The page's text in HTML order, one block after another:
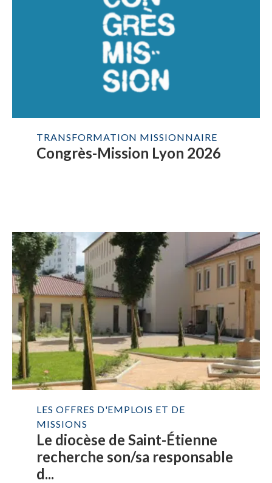
TRANSFORMATION MISSIONNAIRE
Congrès-Mission Lyon 2026
LES OFFRES D'EMPLOIS ET DE
MISSIONS
Le diocèse de Saint-Étienne
recherche son/sa responsable
d...